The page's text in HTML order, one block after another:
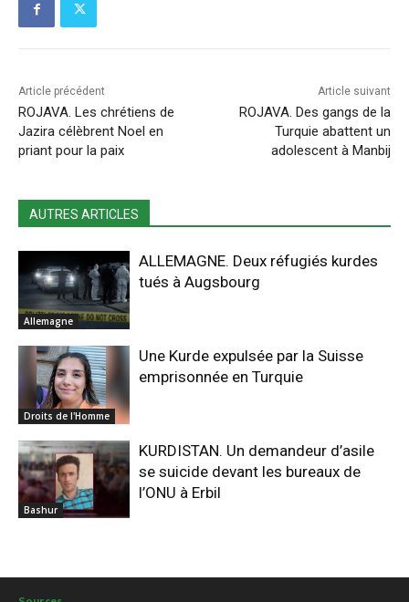
Article précédent
ROJAVA. Les chrétiens de
Jazira célèbrent Noel en
priant pour la paix
Article suivant
ROJAVA. Des gangs de la
Turquie abattent un
adolescent à Manbij
AUTRES ARTICLES
Allemagne
ALLEMAGNE. Deux réfugiés kurdes
tués à Augsbourg
Droits de l'Homme
Une Kurde expulsée par la Suisse
emprisonnée en Turquie
Bashur
KURDISTAN. Un demandeur d’asile
se suicide devant les bureaux de
l’ONU à Erbil